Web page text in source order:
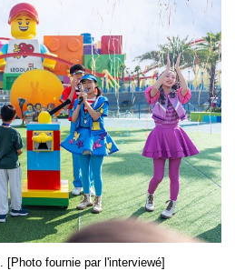
fournie par l'interviewé]